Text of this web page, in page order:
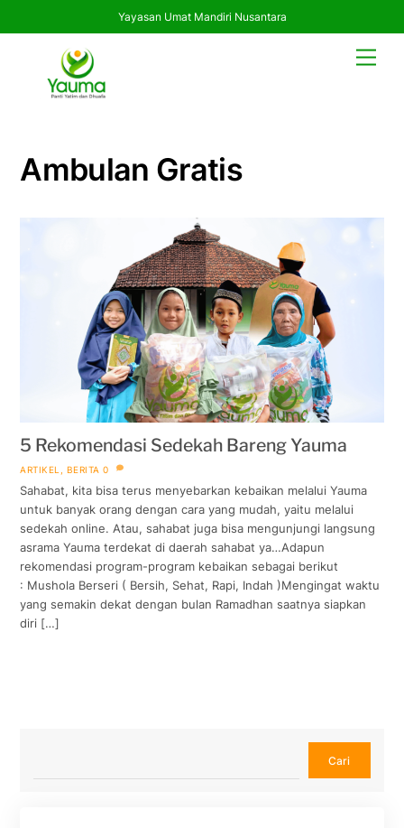
Yayasan Umat Mandiri Nusantara
Ambulan Gratis
5 Rekomendasi Sedekah Bareng Yauma
ARTIKEL BERITA 0
Sahabat, kita bisa terus menyebarkan kebaikan melalui Yauma
untuk banyak orang dengan cara yang mudah, yaitu melalui
sedekah online. Atau, sahabat juga bisa mengunjungi langsung
asrama Yauma terdekat di daerah sahabat ya…Adapun
rekomendasi program-program kebaikan sebagai berikut
: Mushola Berseri ( Bersih, Sehat, Rapi, Indah )Mengingat waktu
yang semakin dekat dengan bulan Ramadhan saatnya siapkan
diri […]
Cari